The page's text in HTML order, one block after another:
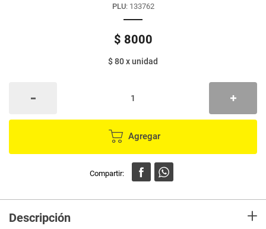
PLU: 133762
$ 8000
$ 80xunidad
Agregar
Descripción +